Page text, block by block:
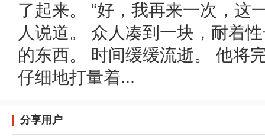
了起来。 “好，我再来一次，这
人说道。 众人凑到一块，耐着
的东西。 时间缓缓流逝。 他将
仔细地打量着...
分享用户